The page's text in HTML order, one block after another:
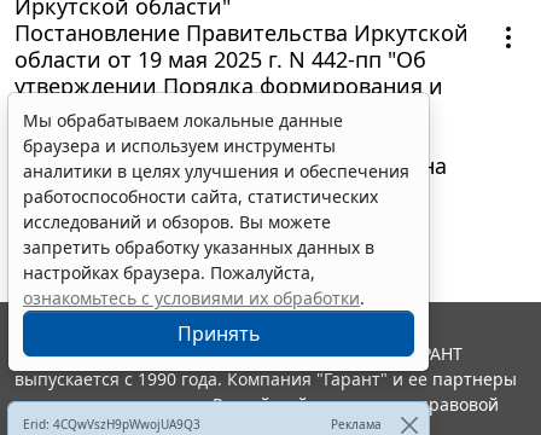
Иркутской области"
Постановление Правительства Иркутской
области от 19 мая 2025 г. N 442-пп "Об
утверждении Порядка формирования и
ведения реестра мастеров народных
художественных промыслов,
осуществляющих свою деятельность на
территории Иркутской области"
Мы обрабатываем локальные данные
браузера и используем инструменты
аналитики в целях улучшения и обеспечения
работоспособности сайта, статистических
исследований и обзоров. Вы можете
запретить обработку указанных данных в
настройках браузера. Пожалуйста,
ознакомьтесь с условиями их обработки.
Принять
Erid: 4CQwVszH9pWwojUA9Q3 Реклама
© ООО "НПП "ГАРАНТ-СЕРВИС", 2026. Система ГАРАНТ
выпускается с 1990 года. Компания "Гарант" и ее партнеры
являются участниками Российской ассоциации правовой
информации ГАРАНТ.